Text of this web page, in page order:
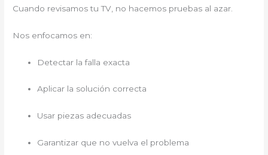
Cuando revisamos tu TV, no hacemos pruebas al azar.
Nos enfocamos en:
Detectar la falla exacta
Aplicar la solución correcta
Usar piezas adecuadas
Garantizar que no vuelva el problema